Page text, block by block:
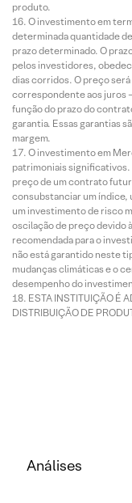
produto.
O investimento em
determinada quantidade
prazo determinado. O
pelos investidores,
dias corridos. O preço será
correspondente aos juros
função do prazo do
garantia. Essas garantias
margem.
O investimento em
patrimoniais
preço de um contrato
consubstanciar um índice,
um investimento de risco
oscilação de preço devido
recomendada para o
não está garantido neste
mudanças climáticas e o
desempenho do
ESTA INSTITUIÇÃO É
DISTRIBUIÇÃO DE
Análises